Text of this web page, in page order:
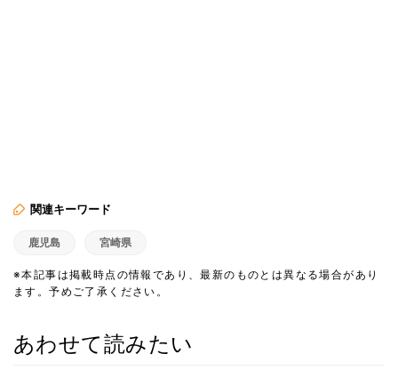
関連キーワード
鹿児島 宮崎県
※本記事は掲載時点の情報であり、最新のものとは異なる場合があり
ます。予めご了承ください。
あわせて読みたい